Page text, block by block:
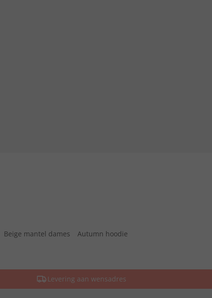
Beige mantel dames
Autumn hoodie
Levering aan wensadres